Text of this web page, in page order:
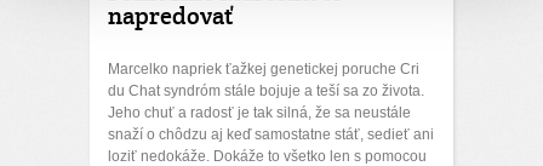
napredovať
Marcelko napriek ťažkej genetickej poruche Cri
du Chat syndróm stále bojuje a teší sa zo života.
Jeho chuť a radosť je tak silná, že sa neustále
snaží o chôdzu aj keď samostatne stáť, sedieť ani
loziť nedokáže. Dokáže to všetko len s pomocou